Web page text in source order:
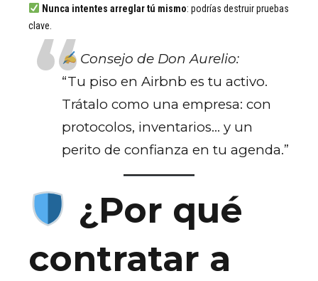
Nunca intentes arreglar tú mismo: podrías destruir pruebas
clave.
Consejo de Don Aurelio:
“Tu piso en Airbnb es tu activo.
Trátalo como una empresa: con
protocolos, inventarios… y un
perito de confianza en tu agenda.”
¿Por qué
contratar a